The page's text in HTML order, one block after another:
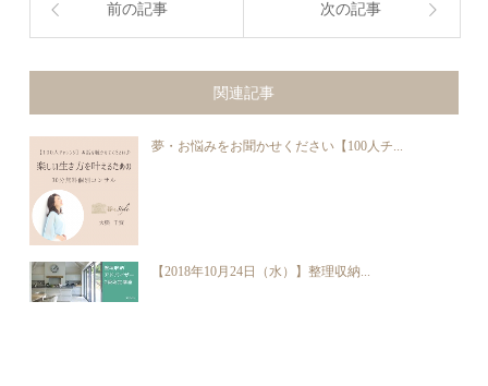
前の記事 次の記事
関連記事
夢・お悩みをお聞かせください【100人チ...
【2018年10月24日（水）】整理収納...